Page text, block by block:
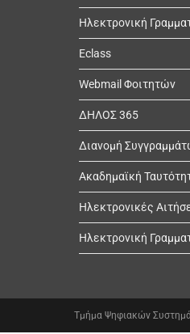
Ηλεκτρονική
Eclass
Webmail Φοιτητών
ΔΗΛΟΣ 365
Διανομή
Ακαδημαϊκή
Ηλεκτρονικές
Ηλεκτρονική
Τμήμα Ψηφιακών